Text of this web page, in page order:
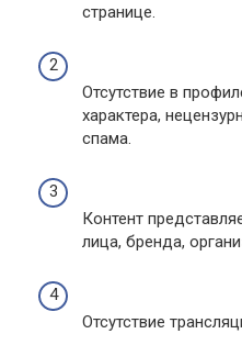
странице.
Отсутствие в
характера,
спама.
Контент
лица, бренда,
Отсутствие